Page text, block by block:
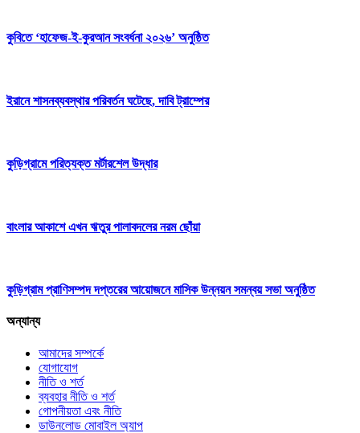
‎কুবিতে ‘হাফেজ-ই-কুরআন সংবর্ধনা ২০২৬’ অনুষ্ঠিত
ইরানে শাসনব্যবস্থার পরিবর্তন ঘটেছে, দাবি ট্রাম্পের
কুড়িগ্রামে পরিত্যক্ত মর্টারশেল উদ্ধার
বাংলার আকাশে এখন ঋতুর পালাবদলের নরম ছোঁয়া
কুড়িগ্রাম প্রাণিসম্পদ দপ্তরের আয়োজনে মাসিক উন্নয়ন সমন্বয় সভা অনুষ্ঠিত
অন্যান্য
আমাদের সম্পর্কে
যোগাযোগ
নীতি ও শর্ত
ব্যবহার নীতি ও শর্ত
গোপনীয়তা এবং নীতি
ডাউনলোড মোবাইল অ্যাপ